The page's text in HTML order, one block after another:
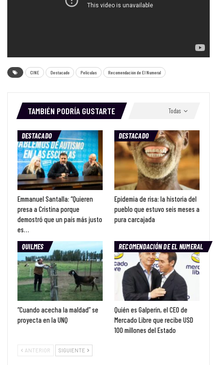
CINE Destacado Películas Recomendación de El Numeral
Todas
TAMBIÉN PODRÍA GUSTARTE
DESTACADO
Emmanuel Santalla: “Quieren
presa a Cristina porque
demostró que un país más justo
es…
DESTACADO
Epidemia de risa: la historia del
pueblo que estuvo seis meses a
pura carcajada
QUILMES
“Cuando acecha la maldad” se
proyecta en la UNQ
RECOMENDACIÓN DE EL NUMERAL
Quién es Galperin, el CEO de
Mercado Libre que recibe USD
100 millones del Estado
ANTERIOR SIGUIENTE